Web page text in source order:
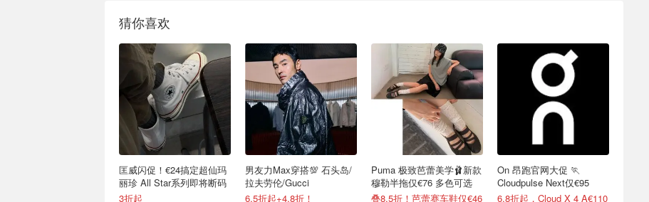
猜你喜欢
匡威闪促！€24搞定超仙玛
丽珍 All Star系列即将断码
3折起
男友力Max穿搭💯 石头岛/
拉夫劳伦/Gucci
6.5折起+4.8折！
Puma 极致芭蕾美学🩰新款
穆勒半拖仅€76 多色可选
叠8.5折！芭蕾赛车鞋仅€46
On 昂跑官网大促 🏃
Cloudpulse Next仅€95
6.8折起，Cloud X 4 A€110